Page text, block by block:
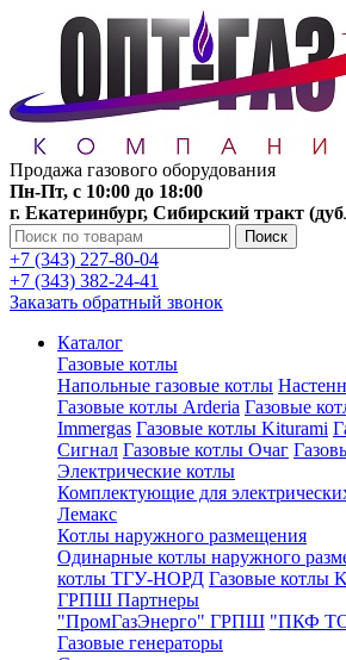
Продажа газового оборудования
Пн-Пт, с 10:00 до 18:00
г. Екатеринбург, Сибирский тракт
Поиск
+7 (343) 227-80-04
+7 (343) 382-24-41
Заказать обратный звонок
Каталог
Газовые котлы
Напольные газовые котлы
Газовые котлы Arderia Газовые
Immergas Газовые котлы Kiturami
Сигнал Газовые котлы Очаг
Электрические котлы
Комплектующие для
Лемакс
Котлы наружного размещения
Одинарные котлы наружного
котлы ТГУ-НОРД Газовые котлы
ГРПШ Партнеры
"ПромГазЭнерго" ГРПШ "ПКФ
Газовые генераторы